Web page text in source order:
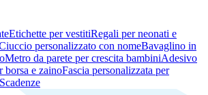
Etichette per vestitiRegali per neonati e
personalizzato con nomeBavaglino in
Metro da parete per crescita bambiniAdesivo
borsa e zainoFascia personalizzata per